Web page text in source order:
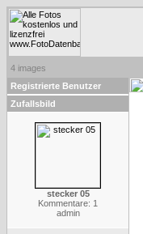
4 images
Registrierte Benutzer
Zufallsbild
stecker 05
Kommentare: 1
admin